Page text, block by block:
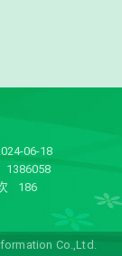
06-18
1386058
186
Co.,Ltd.